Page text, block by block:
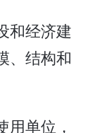
和经济建
、结构和
单位，